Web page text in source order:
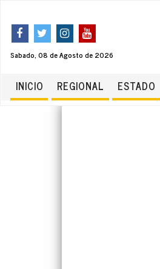
Sabado, 08 de Agosto de 2026
INICIO REGIONAL ESTADO